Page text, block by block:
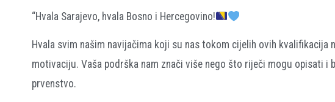
“Hvala Sarajevo, hvala Bosno i Hercegovino!
Hvala svim našim navijačima koji su nas tokom cijelih ovih
motivaciju. Vaša podrška nam znači više nego što riječi mogu opisati i
prvenstvo.